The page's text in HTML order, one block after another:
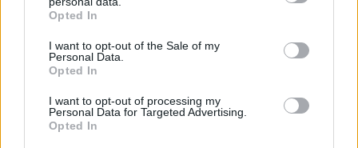
grant or deny consent to Google and its third-party tags to
use your data for below specified purposes in below Google
consent section.
Opted In
I want to opt-out of the Sale of my
Personal Data.
Opted In
I want to opt-out of processing my
Personal Data for Targeted Advertising.
Opted In
Εν ψυχρώ δολοφονία ζευγαριού σε
προσπάθησε να προστατεύσει τον
άνδρα της, ήταν γονείς 6χρονου
κοριτσιού, δείτε βίντεο
06.08.2026, 06:25